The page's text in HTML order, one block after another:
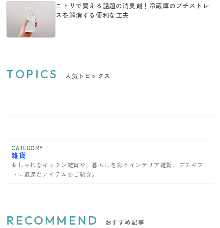
ニトリで買える話題の消臭剤！冷蔵庫のプチストレ
スを解消する便利な工夫
TOPICS 人気トピックス
CATEGORY
雑貨
おしゃれなキッチン雑貨や、暮らしを彩るインテリア雑貨、プチギフ
トに最適なアイテムをご紹介。
RECOMMEND おすすめ記事